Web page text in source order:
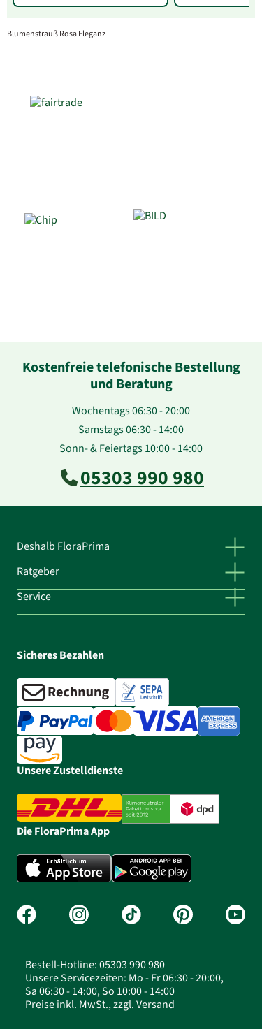
Blumenstrauß Rosa Eleganz
Kostenfreie telefonische Bestellung
und Beratung
Wochentags 06:30 - 20:00
Samstags 06:30 - 14:00
Sonn- & Feiertags 10:00 - 14:00
05303 990 980
Deshalb FloraPrima
Ratgeber
Service
Sicheres Bezahlen
Unsere Zustelldienste
Die FloraPrima App
Bestell-Hotline: 05303 990 980
Unsere Servicezeiten: Mo - Fr 06:30 - 20:00,
Sa 06:30 - 14:00, So 10:00 - 14:00
Preise inkl. MwSt., zzgl. Versand